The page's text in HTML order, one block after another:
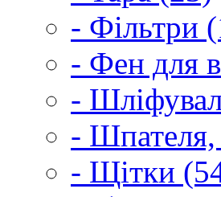
- Фільтри
- Фен для
-
- Шпателя,
- Щітки